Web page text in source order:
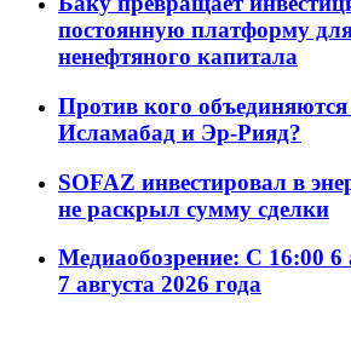
постоянную платформу
ненефтяного капитала
Против кого
Исламабад и Эр-Рияд?
SOFAZ инвестировал в
не раскрыл сумму сделки
Медиаобозрение: С 16:00 6
7 августа 2026 года